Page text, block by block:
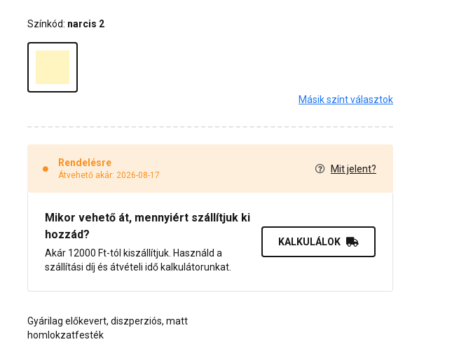
Színkód: narcis 2
Másik színt választok
Rendelésre
Átvehető akár: 2026-08-17
Mit jelent?
Mikor vehető át, mennyiért szállítjuk ki
hozzád?
Akár 12000 Ft-tól kiszállítjuk. Használd a
szállítási díj és átvételi idő kalkulátorunkat.
KALKULÁLOK
Gyárilag előkevert, diszperziós, matt
homlokzatfesték